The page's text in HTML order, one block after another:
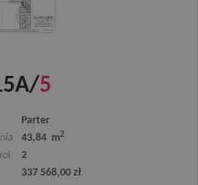
5
Parter
43,84 m2
2
337 568,00 zł